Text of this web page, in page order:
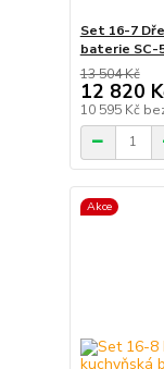
Set 16-7
baterie SC-
13 504 Kč
12 820
10 595 Kč
Akce